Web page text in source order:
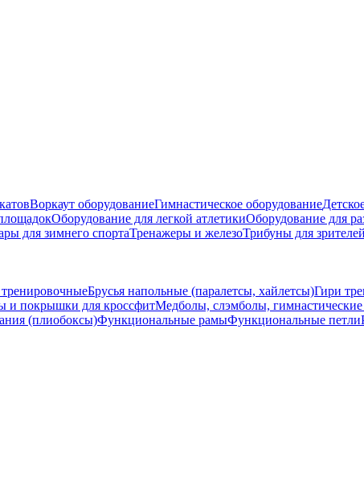
Воркаут оборудованиеГимнастическое оборудование
Оборудование для легкой атлетикиОборудование для
для зимнего спортаТренажеры и железоТрибуны для зрителей
Брусья напольные (паралетсы, хайлетсы)Гири
и покрышки для кроссфитМедболы, слэмболы,
(плиобоксы)Функциональные рамыФункциональные петли